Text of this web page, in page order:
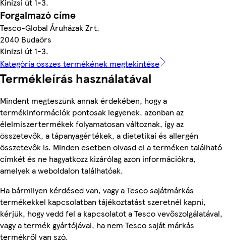
Kinizsi út 1-3.
Forgalmazó címe
Tesco-Global Áruházak Zrt.
2040 Budaörs
Kinizsi út 1-3.
Kategória összes termékének megtekintése
Termékleírás használatával
Mindent megteszünk annak érdekében, hogy a
termékinformációk pontosak legyenek, azonban az
élelmiszertermékek folyamatosan változnak, így az
összetevők, a tápanyagértékek, a dietetikai és allergén
összetevők is. Minden esetben olvasd el a terméken található
címkét és ne hagyatkozz kizárólag azon információkra,
amelyek a weboldalon találhatóak.
Ha bármilyen kérdésed van, vagy a Tesco sajátmárkás
termékekkel kapcsolatban tájékoztatást szeretnél kapni,
kérjük, hogy vedd fel a kapcsolatot a Tesco vevőszolgálatával,
vagy a termék gyártójával, ha nem Tesco saját márkás
termékről van szó.